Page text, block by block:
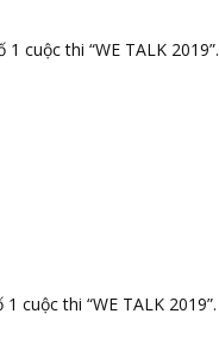
1 cuộc thi “WE TALK 2019”.
cuộc thi “WE TALK 2019”.